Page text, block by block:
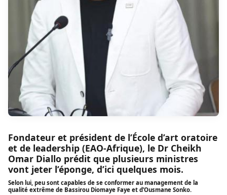
Fondateur et président de l’École d’art oratoire
et de leadership (EAO-Afrique), le Dr Cheikh
Omar Diallo prédit que plusieurs ministres
vont jeter l’éponge, d’ici quelques mois.
Selon lui, peu sont capables de se conformer au management de la
qualité extrême de Bassirou Diomaye Faye et d’Ousmane Sonko.